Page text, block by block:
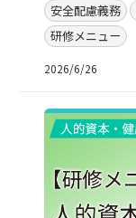
安全配慮義務
研修メニュー
2026/6/26